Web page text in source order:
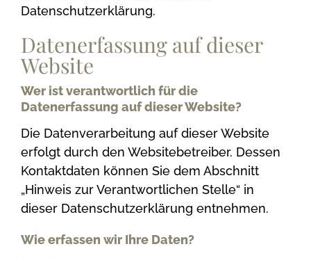
Datenschutzerklärung.
Datenerfassung auf dieser
Website
Wer ist verantwortlich für die
Datenerfassung auf dieser Website?
Die Datenverarbeitung auf dieser Website
erfolgt durch den Websitebetreiber. Dessen
Kontaktdaten können Sie dem Abschnitt
„Hinweis zur Verantwortlichen Stelle“ in
dieser Datenschutzerklärung entnehmen.
Wie erfassen wir Ihre Daten?